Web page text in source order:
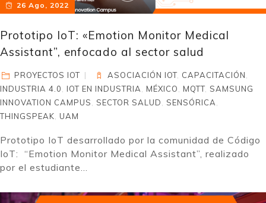
26 Ago, 2022
Prototipo IoT: «Emotion Monitor Medical
Assistant”, enfocado al sector salud
PROYECTOS IOT ASOCIACIÓN IOT, CAPACITACIÓN
INDUSTRIA 4.0
IOT EN INDUSTRIA MÉXICO MQTT, SAMSUNG
INNOVATION CAMPUS
SECTOR SALUD SENSÓRICA
THINGSPEAK
UAM
Prototipo IoT desarrollado por la comunidad de Código
IoT: “Emotion Monitor Medical Assistant”, realizado
por el estudiante...